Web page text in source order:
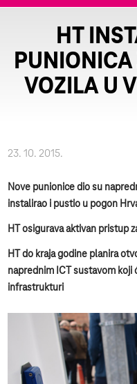
HT
PUNIONICA
VOZILA U
23. 10. 2015.
Nove punionice dio su
instalirao i pustio u pogon
HT osigurava aktivan pristup
HT do kraja godine planira
naprednim ICT sustavom
infrastrukturi